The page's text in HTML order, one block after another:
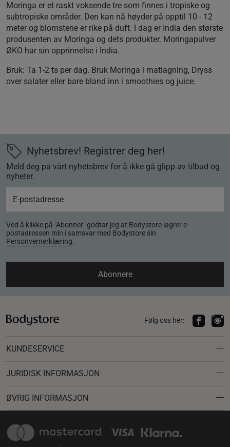
Moringa er et raskt voksende tre som finnes i tropiske og
subtropiske områder. Den kan nå høyder på opptil 10 - 12
meter og blomstene er rike på duft. I dag er India den største
produsenten av Moringa og dets produkter. Moringapulver
ØKO har sin opprinnelse i India.
Bruk: Ta 1-2 ts per dag. Bruk Moringa i matlagning, Dryss
over salater eller bare bland inn i smoothies og juice.
Nyhetsbrev! Registrer deg her!
Meld deg på vårt nyhetsbrev for å ikke gå glipp av tilbud og
nyheter.
Ved å klikke på "Abonner" godtar jeg at Bodystore lagrer e-
postadressen min i samsvar med Bodystore sin
Personvernerklæring.
Abonnere
Følg oss her:
KUNDESERVICE
JURIDISK INFORMASJON
ØVRIG INFORMASJON